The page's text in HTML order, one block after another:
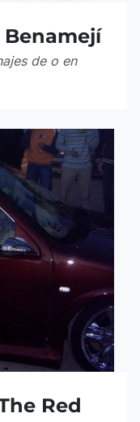
de o en
Red